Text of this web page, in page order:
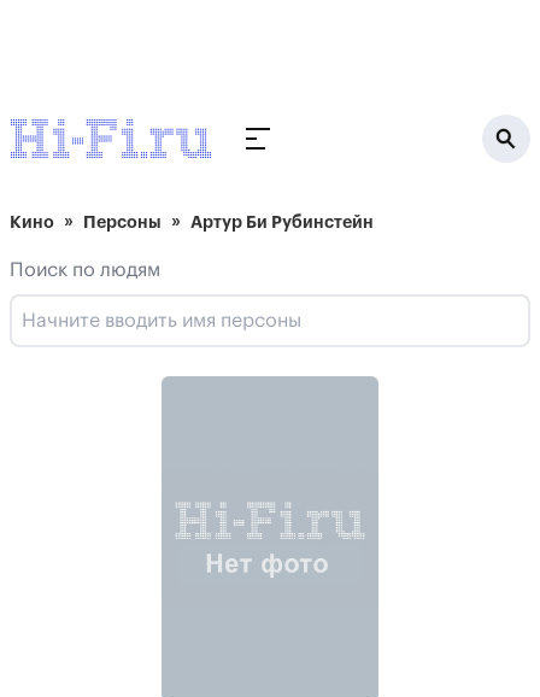
Кино Персоны Артур Би Рубинстейн
Поиск по людям